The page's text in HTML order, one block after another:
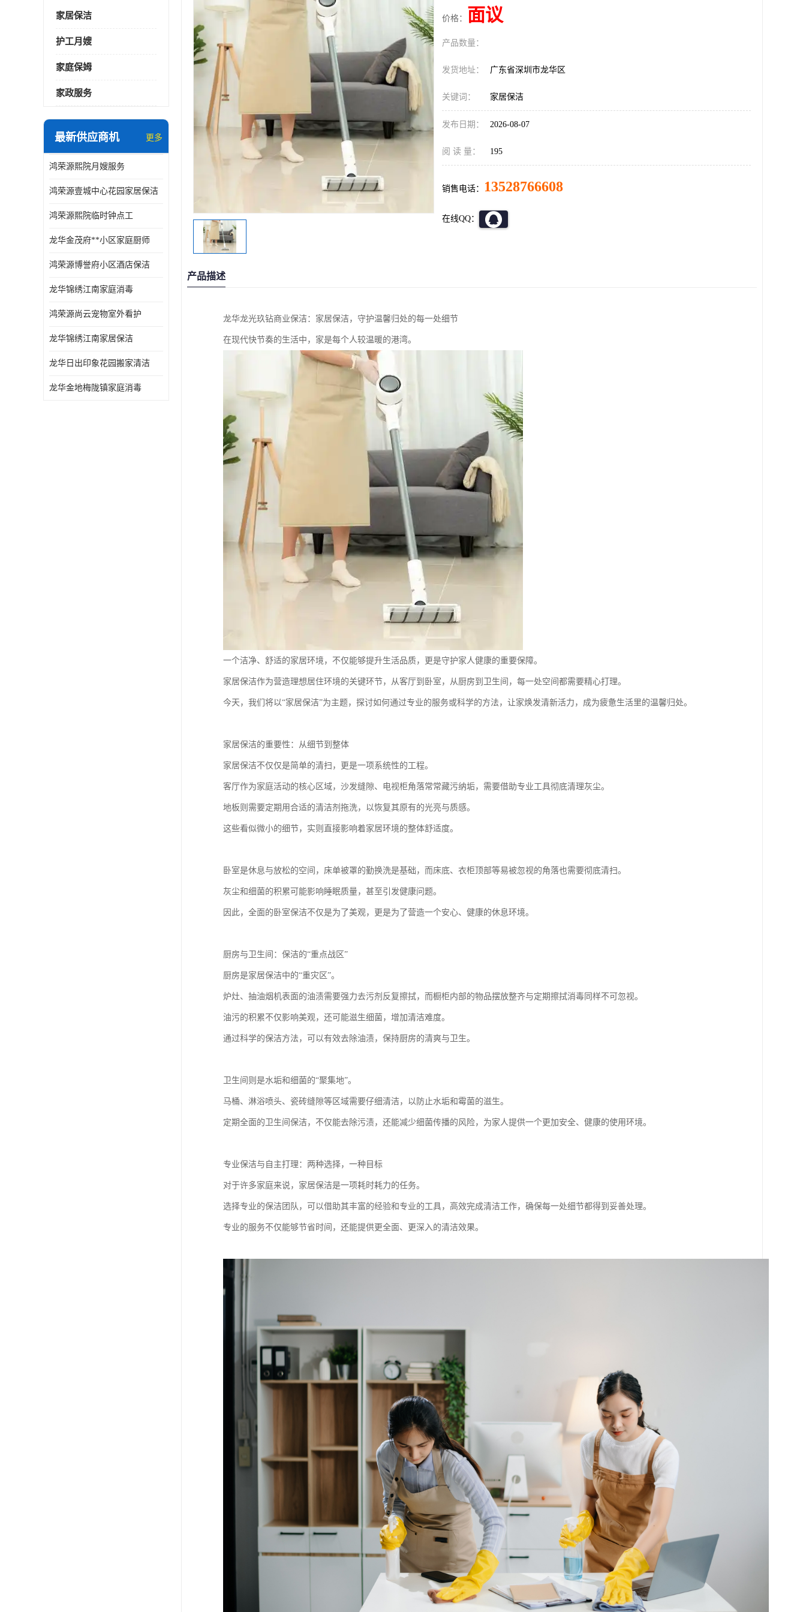
家居保洁
护工月嫂
家庭保姆
家政服务
最新供应商机 更多
鸿荣源熙院月嫂服务
鸿荣源壹城中心花园家居保洁
鸿荣源熙院临时钟点工
龙华金茂府**小区家庭厨师
鸿荣源博誉府小区酒店保洁
龙华锦绣江南家庭消毒
鸿荣源尚云宠物室外看护
龙华锦绣江南家居保洁
龙华日出印象花园搬家清洁
龙华金地梅陇镇家庭消毒
价格： 面议
产品数量：
发货地址： 广东省深圳市龙华区
关键词： 家居保洁
发布日期： 2026-08-07
阅 读 量： 195
销售电话： 13528766608
在线QQ：
产品描述
龙华龙光玖钻商业保洁：家居保洁，守护温馨归处的每一处细节
在现代快节奏的生活中，家是每个人较温暖的港湾。
一个洁净、舒适的家居环境，不仅能够提升生活品质，更是守护家人健康的重要保障。
家居保洁作为营造理想居住环境的关键环节，从客厅到卧室，从厨房到卫生间，每一处空间都需要精心打理。
今天，我们将以“家居保洁”为主题，探讨如何通过专业的服务或科学的方法，让家焕发清新活力，成为疲惫生活里的温馨归处。
家居保洁的重要性：从细节到整体
家居保洁不仅仅是简单的清扫，更是一项系统性的工程。
客厅作为家庭活动的核心区域，沙发缝隙、电视柜角落常常藏污纳垢，需要借助专业工具彻底清理灰尘。
地板则需要定期用合适的清洁剂拖洗，以恢复其原有的光亮与质感。
这些看似微小的细节，实则直接影响着家居环境的整体舒适度。
卧室是休息与放松的空间，床单被罩的勤换洗是基础，而床底、衣柜顶部等易被忽视的角落也需要彻底清扫。
灰尘和细菌的积累可能影响睡眠质量，甚至引发健康问题。
因此，全面的卧室保洁不仅是为了美观，更是为了营造一个安心、健康的休息环境。
厨房与卫生间：保洁的“重点战区”
厨房是家居保洁中的“重灾区”。
炉灶、抽油烟机表面的油渍需要强力去污剂反复擦拭，而橱柜内部的物品摆放整齐与定期擦拭消毒同样不可忽视。
油污的积累不仅影响美观，还可能滋生细菌，增加清洁难度。
通过科学的保洁方法，可以有效去除油渍，保持厨房的清爽与卫生。
卫生间则是水垢和细菌的“聚集地”。
马桶、淋浴喷头、瓷砖缝隙等区域需要仔细清洁，以防止水垢和霉菌的滋生。
定期全面的卫生间保洁，不仅能去除污渍，还能减少细菌传播的风险，为家人提供一个更加安全、健康的使用环境。
专业保洁与自主打理：两种选择，一种目标
对于许多家庭来说，家居保洁是一项耗时耗力的任务。
选择专业的保洁团队，可以借助其丰富的经验和专业的工具，高效完成清洁工作，确保每一处细节都得到妥善处理。
专业的服务不仅能够节省时间，还能提供更全面、更深入的清洁效果。